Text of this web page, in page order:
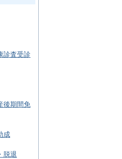
診査受診
後期間免
成
脱退